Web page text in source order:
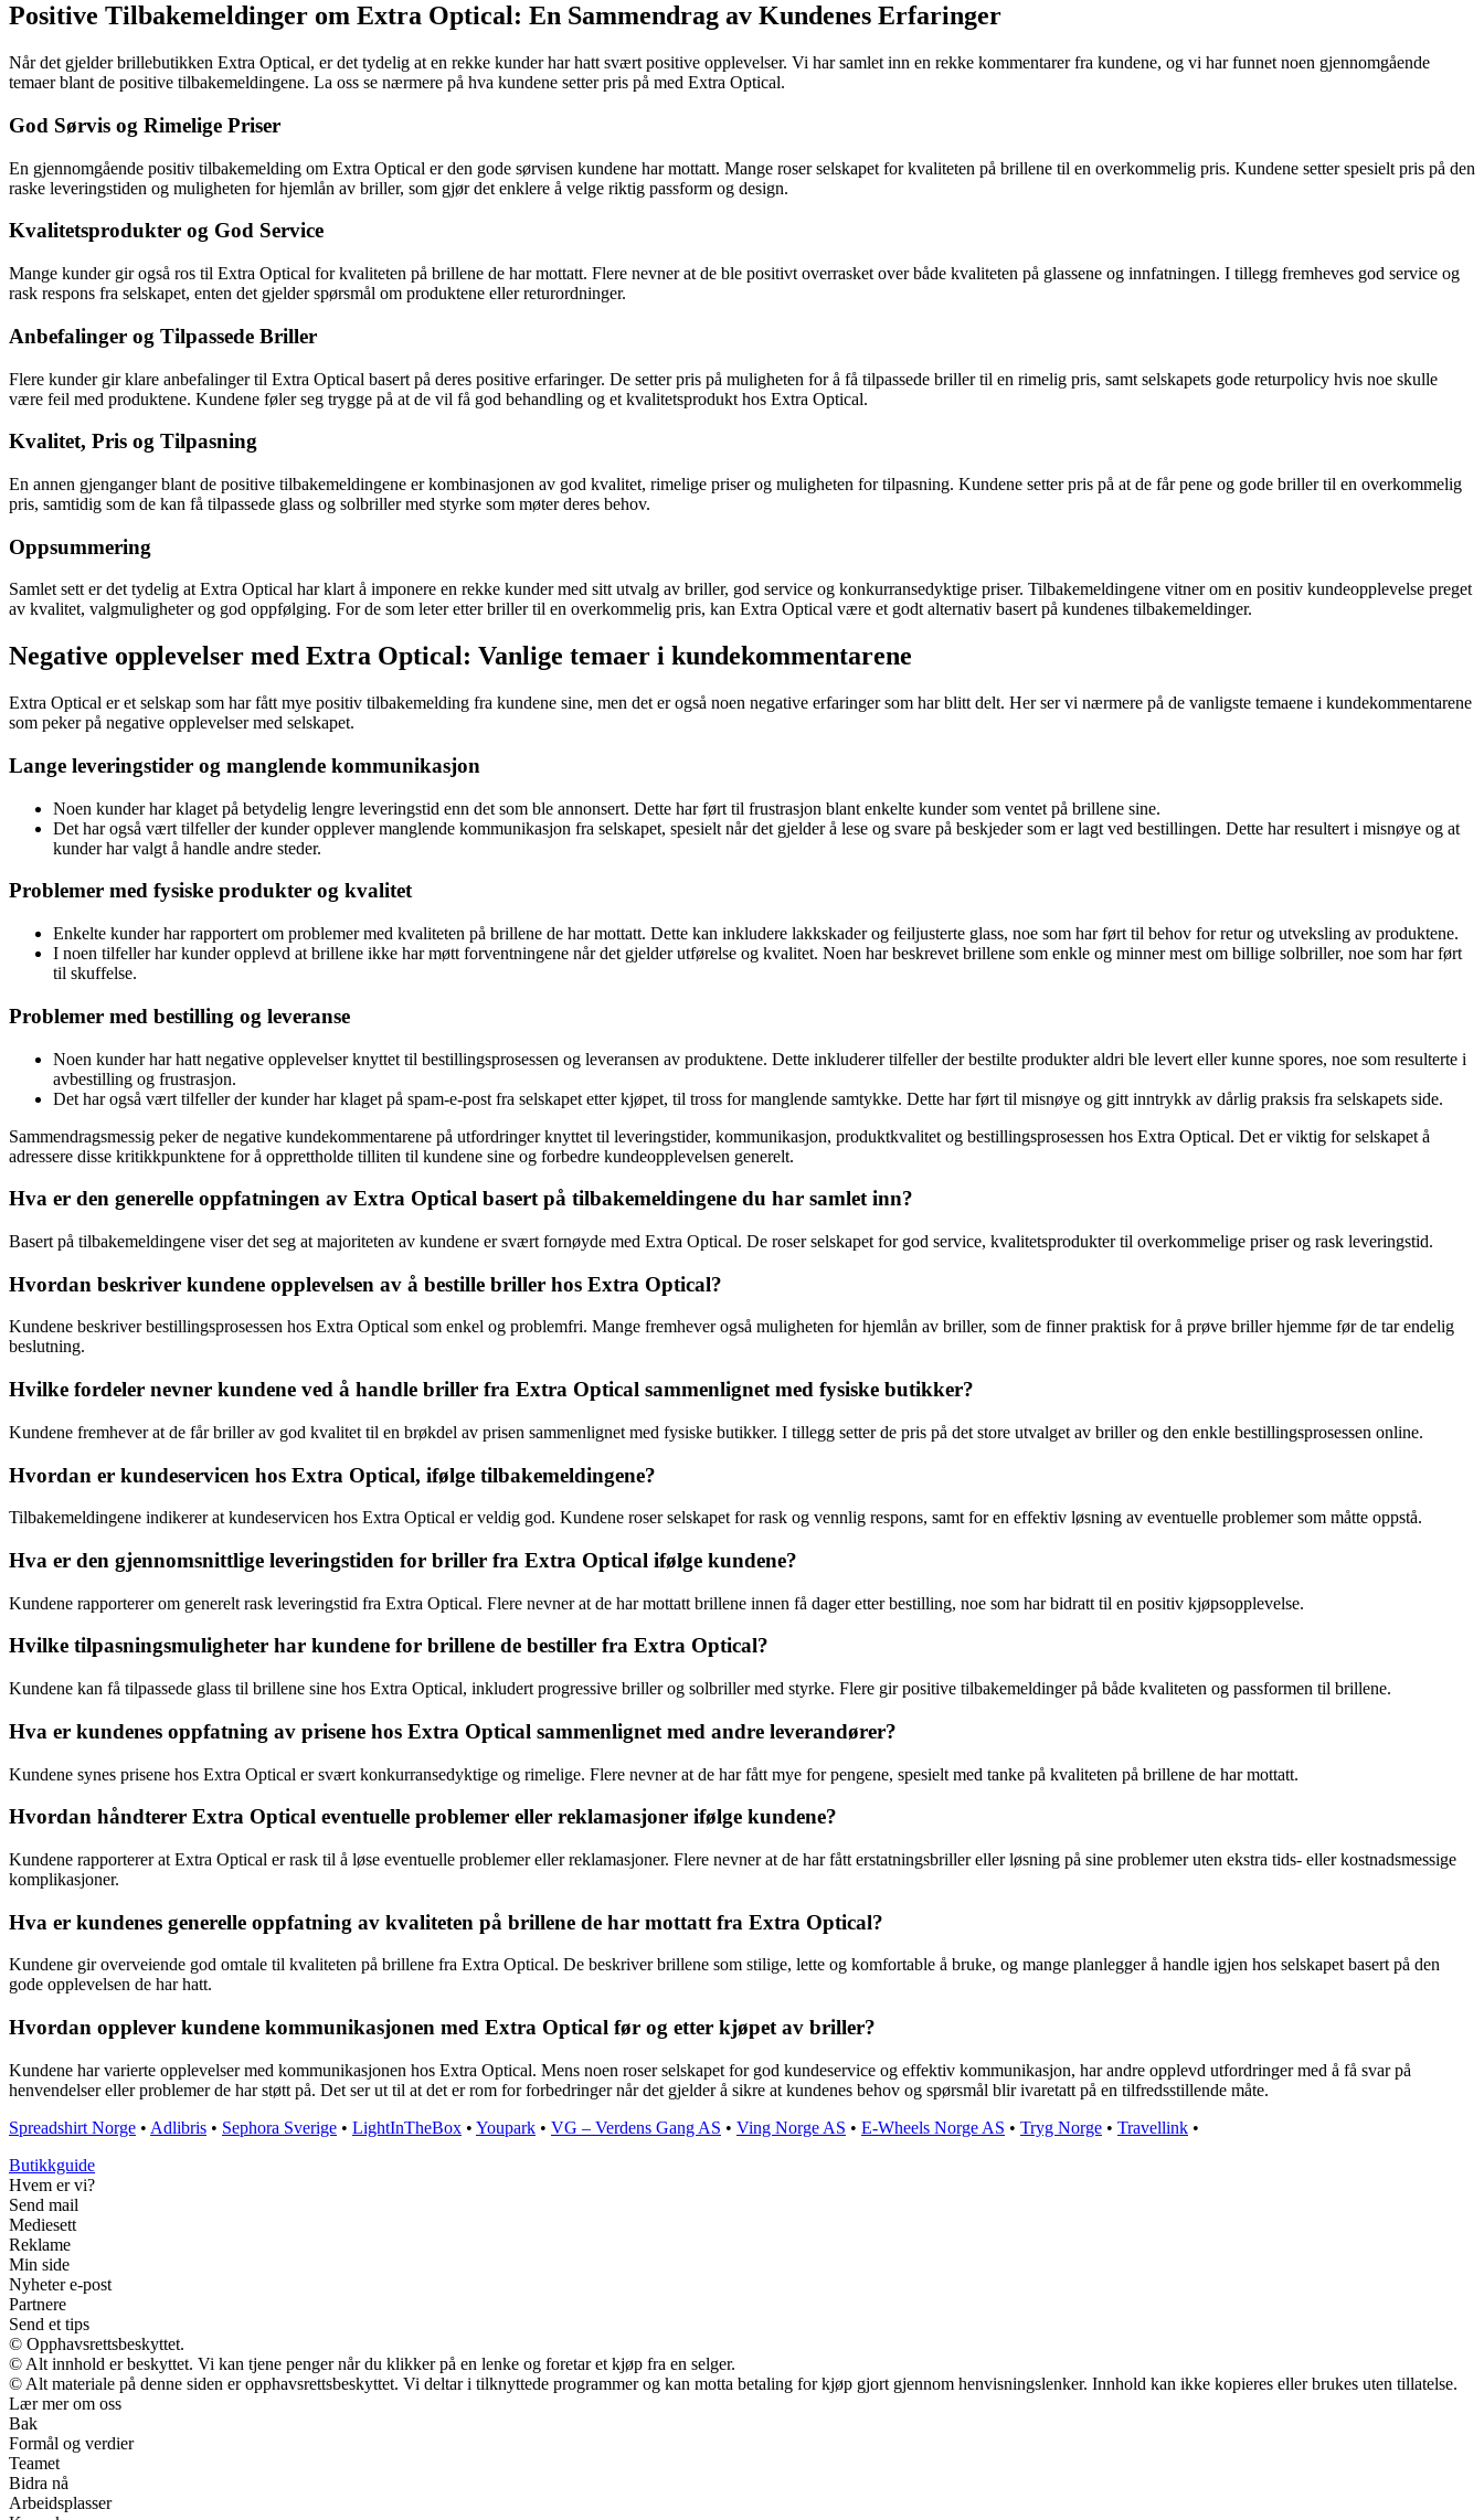
Positive Tilbakemeldinger om Extra Optical: En Sammendrag av Kundenes Erfaringer
Når det gjelder brillebutikken Extra Optical, er det tydelig at en rekke kunder har hatt svært positive opplevelser. Vi har samlet inn en rekke kommentarer fra kundene, og vi har funnet noen gjennomgående
temaer blant de positive tilbakemeldingene. La oss se nærmere på hva kundene setter pris på med Extra Optical.
God Sørvis og Rimelige Priser
En gjennomgående positiv tilbakemelding om Extra Optical er den gode sørvisen kundene har mottatt. Mange roser selskapet for kvaliteten på brillene til en overkommelig pris. Kundene setter spesielt pris på den
raske leveringstiden og muligheten for hjemlån av briller, som gjør det enklere å velge riktig passform og design.
Kvalitetsprodukter og God Service
Mange kunder gir også ros til Extra Optical for kvaliteten på brillene de har mottatt. Flere nevner at de ble positivt overrasket over både kvaliteten på glassene og innfatningen. I tillegg fremheves god service og
rask respons fra selskapet, enten det gjelder spørsmål om produktene eller returordninger.
Anbefalinger og Tilpassede Briller
Flere kunder gir klare anbefalinger til Extra Optical basert på deres positive erfaringer. De setter pris på muligheten for å få tilpassede briller til en rimelig pris, samt selskapets gode returpolicy hvis noe skulle
være feil med produktene. Kundene føler seg trygge på at de vil få god behandling og et kvalitetsprodukt hos Extra Optical.
Kvalitet, Pris og Tilpasning
En annen gjenganger blant de positive tilbakemeldingene er kombinasjonen av god kvalitet, rimelige priser og muligheten for tilpasning. Kundene setter pris på at de får pene og gode briller til en overkommelig
pris, samtidig som de kan få tilpassede glass og solbriller med styrke som møter deres behov.
Oppsummering
Samlet sett er det tydelig at Extra Optical har klart å imponere en rekke kunder med sitt utvalg av briller, god service og konkurransedyktige priser. Tilbakemeldingene vitner om en positiv kundeopplevelse preget
av kvalitet, valgmuligheter og god oppfølging. For de som leter etter briller til en overkommelig pris, kan Extra Optical være et godt alternativ basert på kundenes tilbakemeldinger.
Negative opplevelser med Extra Optical: Vanlige temaer i kundekommentarene
Extra Optical er et selskap som har fått mye positiv tilbakemelding fra kundene sine, men det er også noen negative erfaringer som har blitt delt. Her ser vi nærmere på de vanligste temaene i kundekommentarene
som peker på negative opplevelser med selskapet.
Lange leveringstider og manglende kommunikasjon
Noen kunder har klaget på betydelig lengre leveringstid enn det som ble annonsert. Dette har ført til frustrasjon blant enkelte kunder som ventet på brillene sine.
Det har også vært tilfeller der kunder opplever manglende kommunikasjon fra selskapet, spesielt når det gjelder å lese og svare på beskjeder som er lagt ved bestillingen. Dette har resultert i misnøye og at
kunder har valgt å handle andre steder.
Problemer med fysiske produkter og kvalitet
Enkelte kunder har rapportert om problemer med kvaliteten på brillene de har mottatt. Dette kan inkludere lakkskader og feiljusterte glass, noe som har ført til behov for retur og utveksling av produktene.
I noen tilfeller har kunder opplevd at brillene ikke har møtt forventningene når det gjelder utførelse og kvalitet. Noen har beskrevet brillene som enkle og minner mest om billige solbriller, noe som har ført
til skuffelse.
Problemer med bestilling og leveranse
Noen kunder har hatt negative opplevelser knyttet til bestillingsprosessen og leveransen av produktene. Dette inkluderer tilfeller der bestilte produkter aldri ble levert eller kunne spores, noe som resulterte i
avbestilling og frustrasjon.
Det har også vært tilfeller der kunder har klaget på spam-e-post fra selskapet etter kjøpet, til tross for manglende samtykke. Dette har ført til misnøye og gitt inntrykk av dårlig praksis fra selskapets side.
Sammendragsmessig peker de negative kundekommentarene på utfordringer knyttet til leveringstider, kommunikasjon, produktkvalitet og bestillingsprosessen hos Extra Optical. Det er viktig for selskapet å
adressere disse kritikkpunktene for å opprettholde tilliten til kundene sine og forbedre kundeopplevelsen generelt.
Hva er den generelle oppfatningen av Extra Optical basert på tilbakemeldingene du har samlet inn?
Basert på tilbakemeldingene viser det seg at majoriteten av kundene er svært fornøyde med Extra Optical. De roser selskapet for god service, kvalitetsprodukter til overkommelige priser og rask leveringstid.
Hvordan beskriver kundene opplevelsen av å bestille briller hos Extra Optical?
Kundene beskriver bestillingsprosessen hos Extra Optical som enkel og problemfri. Mange fremhever også muligheten for hjemlån av briller, som de finner praktisk for å prøve briller hjemme før de tar endelig
beslutning.
Hvilke fordeler nevner kundene ved å handle briller fra Extra Optical sammenlignet med fysiske butikker?
Kundene fremhever at de får briller av god kvalitet til en brøkdel av prisen sammenlignet med fysiske butikker. I tillegg setter de pris på det store utvalget av briller og den enkle bestillingsprosessen online.
Hvordan er kundeservicen hos Extra Optical, ifølge tilbakemeldingene?
Tilbakemeldingene indikerer at kundeservicen hos Extra Optical er veldig god. Kundene roser selskapet for rask og vennlig respons, samt for en effektiv løsning av eventuelle problemer som måtte oppstå.
Hva er den gjennomsnittlige leveringstiden for briller fra Extra Optical ifølge kundene?
Kundene rapporterer om generelt rask leveringstid fra Extra Optical. Flere nevner at de har mottatt brillene innen få dager etter bestilling, noe som har bidratt til en positiv kjøpsopplevelse.
Hvilke tilpasningsmuligheter har kundene for brillene de bestiller fra Extra Optical?
Kundene kan få tilpassede glass til brillene sine hos Extra Optical, inkludert progressive briller og solbriller med styrke. Flere gir positive tilbakemeldinger på både kvaliteten og passformen til brillene.
Hva er kundenes oppfatning av prisene hos Extra Optical sammenlignet med andre leverandører?
Kundene synes prisene hos Extra Optical er svært konkurransedyktige og rimelige. Flere nevner at de har fått mye for pengene, spesielt med tanke på kvaliteten på brillene de har mottatt.
Hvordan håndterer Extra Optical eventuelle problemer eller reklamasjoner ifølge kundene?
Kundene rapporterer at Extra Optical er rask til å løse eventuelle problemer eller reklamasjoner. Flere nevner at de har fått erstatningsbriller eller løsning på sine problemer uten ekstra tids- eller kostnadsmessige
komplikasjoner.
Hva er kundenes generelle oppfatning av kvaliteten på brillene de har mottatt fra Extra Optical?
Kundene gir overveiende god omtale til kvaliteten på brillene fra Extra Optical. De beskriver brillene som stilige, lette og komfortable å bruke, og mange planlegger å handle igjen hos selskapet basert på den
gode opplevelsen de har hatt.
Hvordan opplever kundene kommunikasjonen med Extra Optical før og etter kjøpet av briller?
Kundene har varierte opplevelser med kommunikasjonen hos Extra Optical. Mens noen roser selskapet for god kundeservice og effektiv kommunikasjon, har andre opplevd utfordringer med å få svar på
henvendelser eller problemer de har støtt på. Det ser ut til at det er rom for forbedringer når det gjelder å sikre at kundenes behov og spørsmål blir ivaretatt på en tilfredsstillende måte.
Spreadshirt Norge • Adlibris • Sephora Sverige • LightInTheBox • Youpark • VG – Verdens Gang AS • Ving Norge AS • E-Wheels Norge AS • Tryg Norge • Travellink •
Butikkguide
Hvem er vi?
Send mail
Mediesett
Reklame
Min side
Nyheter e-post
Partnere
Send et tips
© Opphavsrettsbeskyttet.
© Alt innhold er beskyttet. Vi kan tjene penger når du klikker på en lenke og foretar et kjøp fra en selger.
© Alt materiale på denne siden er opphavsrettsbeskyttet. Vi deltar i tilknyttede programmer og kan motta betaling for kjøp gjort gjennom henvisningslenker. Innhold kan ikke kopieres eller brukes uten tillatelse.
Lær mer om oss
Bak
Formål og verdier
Teamet
Bidra nå
Arbeidsplasser